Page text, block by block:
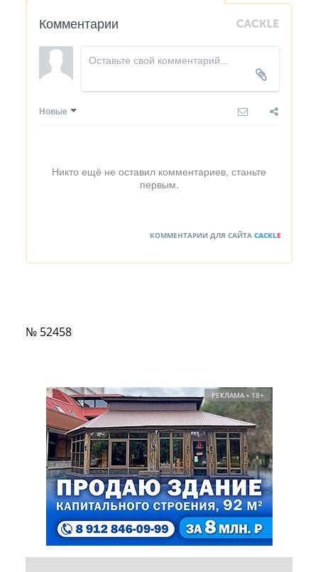
Комментарии
Новые
Никто ещё не оставил комментариев, станьте
первым.
КОММЕНТАРИИ ДЛЯ САЙТА CACKLE
№ 52458
РЕКЛАМА • 18+